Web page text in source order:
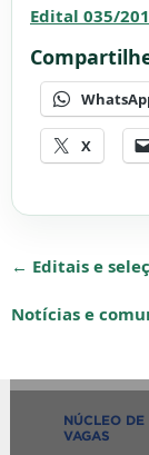
Edital 035/
X
← Editais e
Notícias e
NÚCLEO
VAGAS